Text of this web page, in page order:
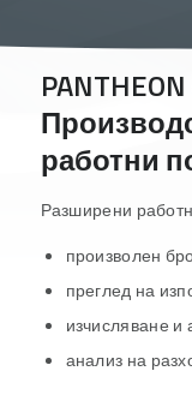
работни
Разширени
произволен
преглед на
изчисляване и
анализ на